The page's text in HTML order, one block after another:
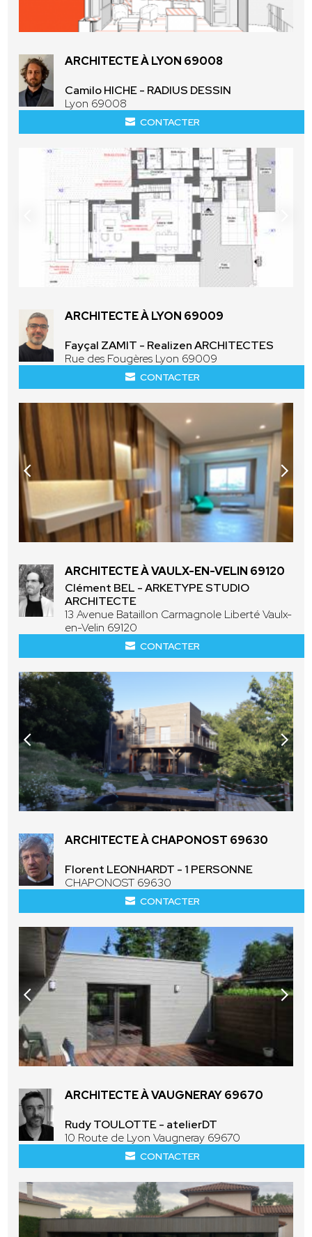
ARCHITECTE À LYON 69008
Camilo HICHE - RADIUS DESSIN
Lyon 69008
CONTACTER
ARCHITECTE À LYON 69009
Fayçal ZAMIT - Realizen ARCHITECTES
Rue des Fougères Lyon 69009
CONTACTER
ARCHITECTE À VAULX-EN-VELIN 69120
Clément BEL - ARKETYPE STUDIO
ARCHITECTE
13 Avenue Bataillon Carmagnole Liberté Vaulx-
en-Velin 69120
CONTACTER
ARCHITECTE À CHAPONOST 69630
Florent LEONHARDT - 1 PERSONNE
CHAPONOST 69630
CONTACTER
ARCHITECTE À VAUGNERAY 69670
Rudy TOULOTTE - atelierDT
10 Route de Lyon Vaugneray 69670
CONTACTER